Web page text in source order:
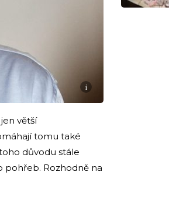
i
větší
tomu také
důvodu stále
pohřeb. Rozhodně na